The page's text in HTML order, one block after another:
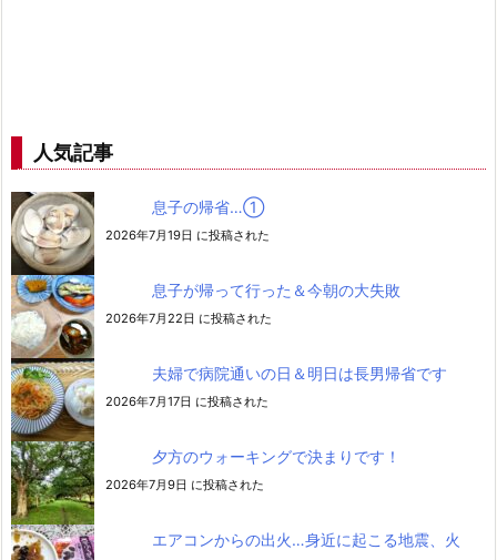
人気記事
息子の帰省…➀
2026年7月19日 に投稿された
息子が帰って行った＆今朝の大失敗
2026年7月22日 に投稿された
夫婦で病院通いの日＆明日は長男帰省です
2026年7月17日 に投稿された
夕方のウォーキングで決まりです！
2026年7月9日 に投稿された
エアコンからの出火…身近に起こる地震、火